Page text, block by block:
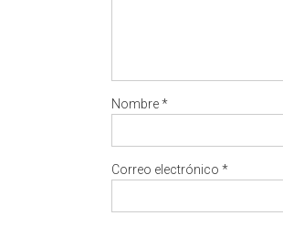
Nombre*
Correo electrónico *